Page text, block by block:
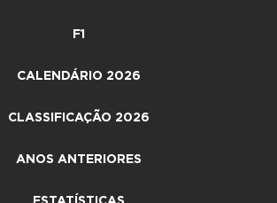
F1
CALENDÁRIO 2026
CLASSIFICAÇÃO 2026
ANOS ANTERIORES